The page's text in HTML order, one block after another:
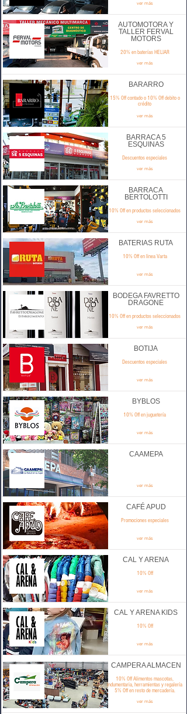
ver más
AUTOMOTORA Y
TALLER FERVAL
MOTORS
20% en baterías HELIAR
ver más
BARARRO
15% Off contado o 10% Off debito o
crédito
ver más
BARRACA 5
ESQUINAS
Descuentos especiales
ver más
BARRACA
BERTOLOTTI
10% Off en productos seleccionados
ver más
BATERIAS RUTA
10% Off en linea Varta
ver más
BODEGA FAVRETTO
DRAGONE
10% Off en productos seleccionados
ver más
BOTIJA
Descuentos especiales
ver más
BYBLOS
10% Off en juguetería
ver más
CAAMEPA
ver más
CAFÉ APUD
Promociones especiales
ver más
CAL Y ARENA
10% Off
ver más
CAL Y ARENA KIDS
10% Off
ver más
CAMPERA ALMACEN
10% Off Alimentos mascotas,
indumentaria, herramientas y regalería
5% Off en resto de mercadería.
ver más